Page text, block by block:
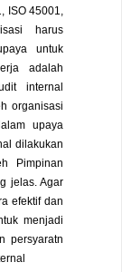
, ISO 45001,
harus
untuk
adalah
internal
organisasi
upaya
dilakukan
Pimpinan
jelas. Agar
efektif dan
menjadi
persyaratn